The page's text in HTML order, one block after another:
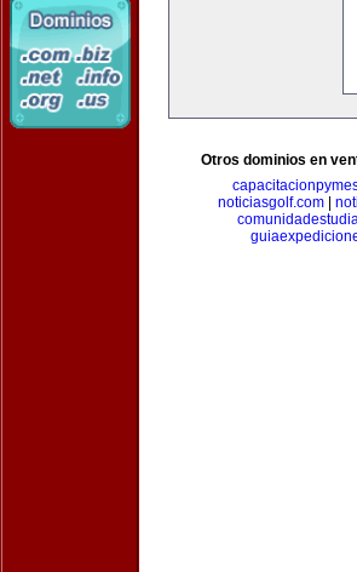
Otros dominios en
noticiasgolf.com|